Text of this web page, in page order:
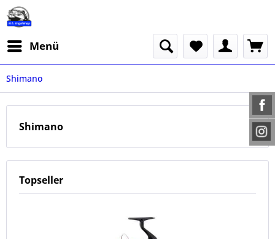
Menü
Shimano
Shimano
Topseller